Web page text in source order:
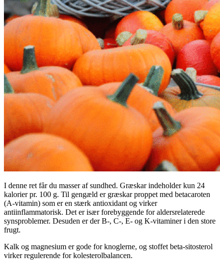
I denne ret får du masser af sundhed. Græskar indeholder kun 24
kalorier pr. 100 g. Til gengæld er græskar proppet med betacaroten
(A-vitamin) som er en stærk antioxidant og virker
antiinflammatorisk. Det er især forebyggende for aldersrelaterede
synsproblemer. Desuden er der B-, C-, E- og K-vitaminer i den store
frugt.
Kalk og magnesium er gode for knoglerne, og stoffet beta-sitosterol
virker regulerende for kolesterolbalancen.